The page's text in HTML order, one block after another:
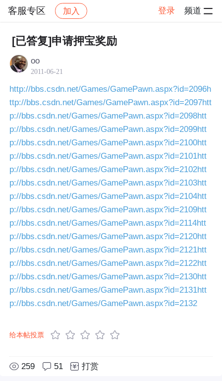
客服专区 加入 登录 频道
社区 客服专区 帖子详情
[已答复]申请押宝奖励
oo
2011-06-21
http://bbs.csdn.net/Games/GamePawn.aspx?id=2096h
ttp://bbs.csdn.net/Games/GamePawn.aspx?id=2097htt
p://bbs.csdn.net/Games/GamePawn.aspx?id=2098htt
p://bbs.csdn.net/Games/GamePawn.aspx?id=2099htt
p://bbs.csdn.net/Games/GamePawn.aspx?id=2100htt
p://bbs.csdn.net/Games/GamePawn.aspx?id=2101htt
p://bbs.csdn.net/Games/GamePawn.aspx?id=2102htt
p://bbs.csdn.net/Games/GamePawn.aspx?id=2103htt
p://bbs.csdn.net/Games/GamePawn.aspx?id=2104htt
p://bbs.csdn.net/Games/GamePawn.aspx?id=2109htt
p://bbs.csdn.net/Games/GamePawn.aspx?id=2114htt
p://bbs.csdn.net/Games/GamePawn.aspx?id=2120htt
p://bbs.csdn.net/Games/GamePawn.aspx?id=2121htt
p://bbs.csdn.net/Games/GamePawn.aspx?id=2122htt
p://bbs.csdn.net/Games/GamePawn.aspx?id=2130htt
p://bbs.csdn.net/Games/GamePawn.aspx?id=2131htt
p://bbs.csdn.net/Games/GamePawn.aspx?id=2132
给本帖投票
259 51 打赏